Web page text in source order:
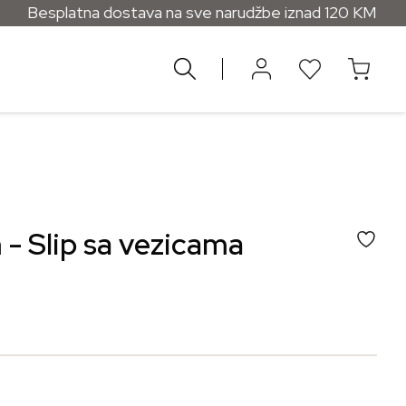
dostava na sve narudžbe iznad 120 KM
Slip sa vezicama